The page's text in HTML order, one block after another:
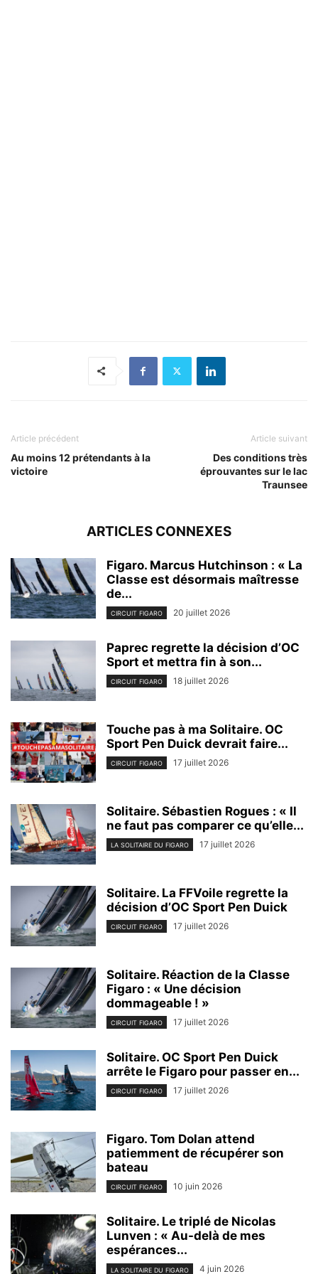
Article précédent
Au moins 12 prétendants à la
victoire
Article suivant
Des conditions très
éprouvantes sur le lac
Traunsee
ARTICLES CONNEXES
Figaro. Marcus Hutchinson : « La
Classe est désormais maîtresse
de...
CIRCUIT FIGARO 20 juillet 2026
Paprec regrette la décision d’OC
Sport et mettra fin à son...
CIRCUIT FIGARO 18 juillet 2026
Touche pas à ma Solitaire. OC
Sport Pen Duick devrait faire...
CIRCUIT FIGARO 17 juillet 2026
Solitaire. Sébastien Rogues : « Il
ne faut pas comparer ce qu’elle...
LA SOLITAIRE DU FIGARO 17 juillet 2026
Solitaire. La FFVoile regrette la
décision d’OC Sport Pen Duick
CIRCUIT FIGARO 17 juillet 2026
Solitaire. Réaction de la Classe
Figaro : « Une décision
dommageable ! »
CIRCUIT FIGARO 17 juillet 2026
Solitaire. OC Sport Pen Duick
arrête le Figaro pour passer en...
CIRCUIT FIGARO 17 juillet 2026
Figaro. Tom Dolan attend
patiemment de récupérer son
bateau
CIRCUIT FIGARO 10 juin 2026
Solitaire. Le triplé de Nicolas
Lunven : « Au-delà de mes
espérances...
LA SOLITAIRE DU FIGARO 4 juin 2026